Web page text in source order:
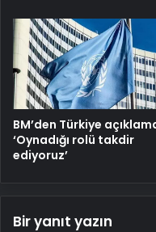
BM’den Türkiye
‘Oynadığı rolü takdir
ediyoruz’
Bir yanıt yazın